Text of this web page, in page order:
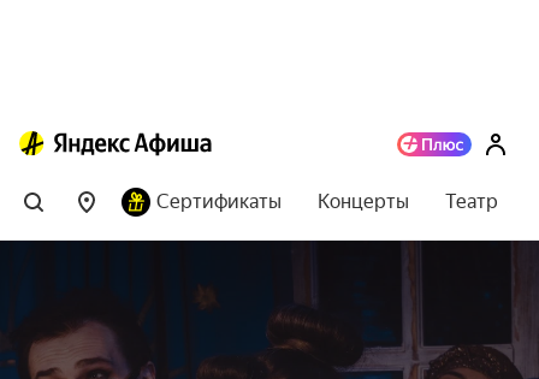
Сертификаты Концерты Театр